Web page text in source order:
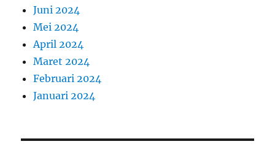
Juni 2024
Mei 2024
April 2024
Maret 2024
Februari 2024
Januari 2024